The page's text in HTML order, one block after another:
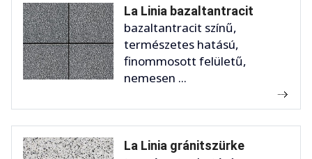
La Linia bazaltantracit
bazaltantracit színű,
természetes hatású,
finommosott felületű,
nemesen ...
La Linia gránitszürke